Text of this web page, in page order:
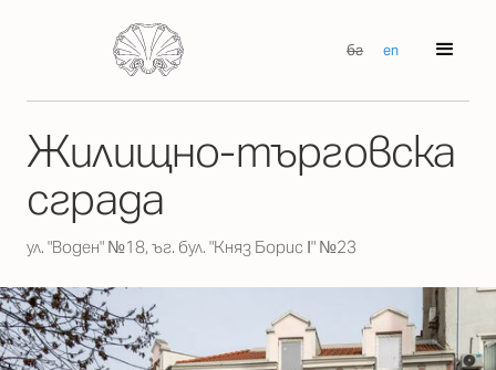
бг en
Жилищно-търговска
сграда
ул. "Воден" №18, ъг. бул. "Княз Борис І" №23